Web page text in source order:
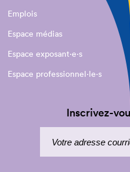
Emplois
Espace médias
Espace exposant·e⋅s
Espace professionnel·le⋅s
Inscrivez-